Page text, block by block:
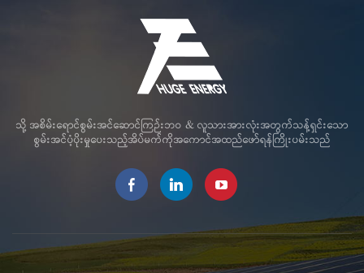
သို့ အစိမ်းရောင်စွမ်းအင်ဆောင်ကြဉ်းဘဝ & လူသားအားလုံးအတွက်သန့်ရှင်းသော
စွမ်းအင်ပံ့ပိုးမှုပေးသည့်အိပ်မက်ကိုအကောင်အထည်ဖော်ရန်ကြိုးပမ်းသည်